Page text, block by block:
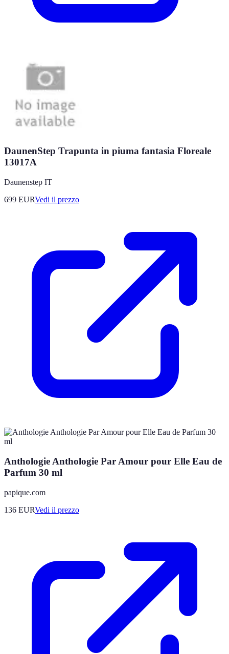
DaunenStep Trapunta in piuma fantasia Floreale
13017A
Daunenstep IT
699 EURVedi il prezzo
Anthologie Anthologie Par Amour pour Elle Eau de
Parfum 30 ml
papique.com
136 EURVedi il prezzo